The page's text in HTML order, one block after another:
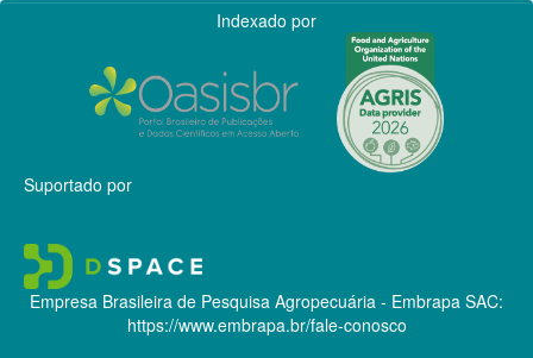
Indexado por
Suportado por
Empresa Brasileira de Pesquisa Agropecuária - Embrapa SAC:
https://www.embrapa.br/fale-conosco